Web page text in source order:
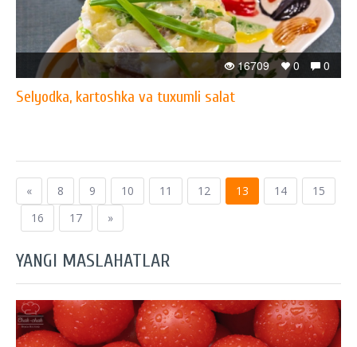
0
0
16709
Selyodka, kartoshka va tuxumli salat
« 8 9 10 11 12 13 14
15
16
17 »
YANGI MASLAHATLAR